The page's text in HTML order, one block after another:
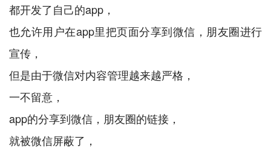
都开发了自己的app，
也允许用户在app里把页面分享到微信，朋友圈进行
宣传，
但是由于微信对内容管理越来越严格，
一不留意，
app的分享到微信，朋友圈的链接，
就被微信屏蔽了，